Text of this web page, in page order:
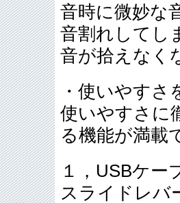
音時に微妙な
音割れしてし
音が拾えなく
・使いやすさ
使いやすさに
る機能が満載
１，USBケー
スライドレバ